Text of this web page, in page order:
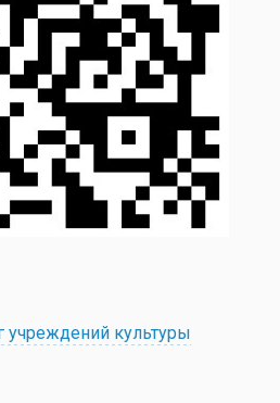
учреждений культуры